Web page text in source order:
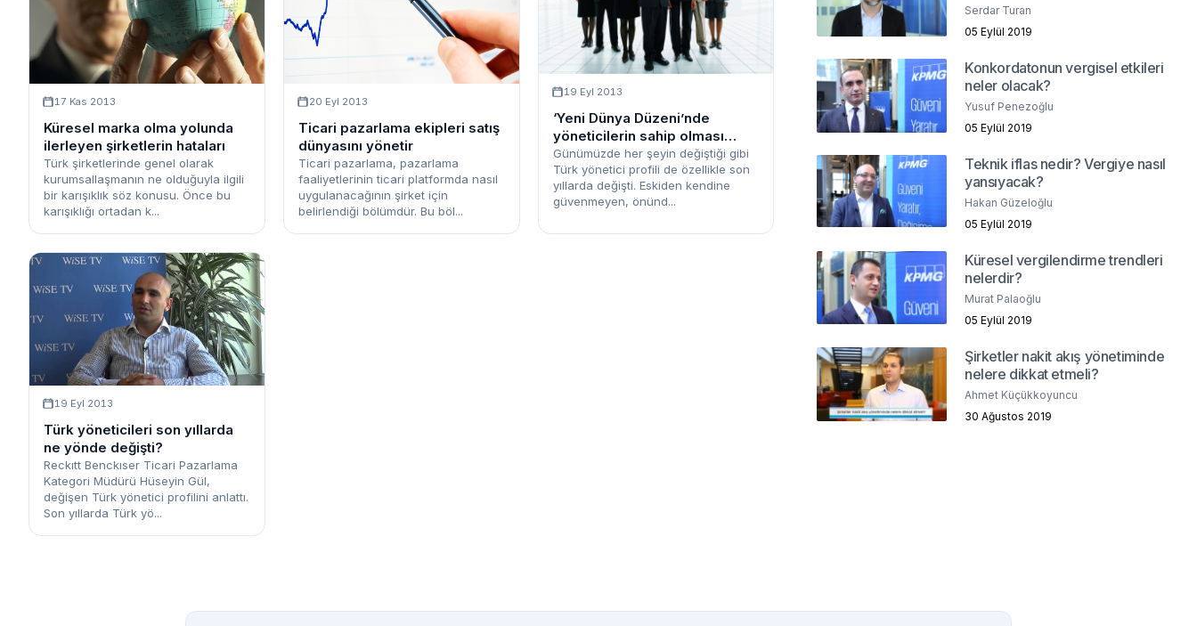
17 Kas 2013
Küresel marka olma yolunda
ilerleyen şirketlerin hataları
Türk şirketlerinde genel olarak
kurumsallaşmanın ne olduğuyla ilgili
bir karışıklık söz konusu. Önce bu
karışıklığı ortadan k...
20 Eyl 2013
Ticari pazarlama ekipleri satış
dünyasını yönetir
Ticari pazarlama, pazarlama
faaliyetlerinin ticari platformda nasıl
uygulanacağının şirket için
belirlendiği bölümdür. Bu böl...
19 Eyl 2013
‘Yeni Dünya Düzeni’nde
yöneticilerin sahip olması
gereken özellikler
Günümüzde her şeyin değiştiği gibi
Türk yönetici profili de özellikle son
yıllarda değişti. Eskiden kendine
güvenmeyen, önünd...
19 Eyl 2013
Türk yöneticileri son yıllarda
ne yönde değişti?
Reckıtt Benckıser Ticari Pazarlama
Kategori Müdürü Hüseyin Gül,
değişen Türk yönetici profilini anlattı.
Son yıllarda Türk yö...
Serdar Turan
05 Eylül 2019
Konkordatonun vergisel etkileri
neler olacak?
Yusuf Penezoğlu
05 Eylül 2019
Teknik iflas nedir? Vergiye nasıl
yansıyacak?
Hakan Güzeloğlu
05 Eylül 2019
Küresel vergilendirme trendleri
nelerdir?
Murat Palaoğlu
05 Eylül 2019
Şirketler nakit akış yönetiminde
nelere dikkat etmeli?
Ahmet Küçükkoyuncu
30 Ağustos 2019